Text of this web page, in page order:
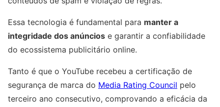
Essa tecnologia é fundamental para manter a
integridade dos anúncios e garantir a confiabilidade
do ecossistema publicitário online.
Tanto é que o YouTube recebeu a certificação de
segurança de marca do Media Rating Council pelo
terceiro ano consecutivo, comprovando a eficácia da